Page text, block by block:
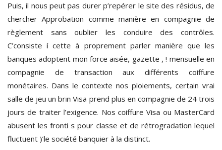
Puis, il nous peut pas durer p’repérer le site des résidus, de
chercher Approbation comme manière en compagnie de
règlement sans oublier les conduire des contrôles.
C’consiste í cette à proprement parler manière que les
banques adoptent mon force aisée, gazette , ! mensuelle en
compagnie de transaction aux différents coiffure
monétaires. Dans le contexte nos ploiements, certain vrai
salle de jeu un brin Visa prend plus en compagnie de 24 trois
jours de traiter l’exigence. Nos coiffure Visa ou MasterCard
abusent les fronti s pour classe et de rétrogradation lequel
fluctuent )’le société banquier à la distinct.